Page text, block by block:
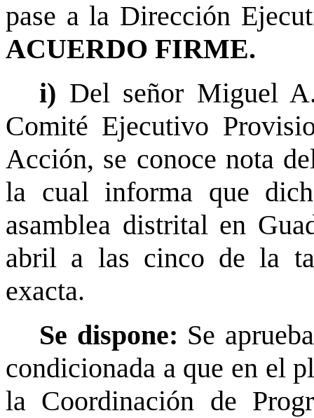
pase a la Dirección
ACUERDO FIRME.
i) Del señor Miguel
Comité Ejecutivo
Acción, se conoce nota
la cual informa que
asamblea distrital en
abril a las cinco de la
exacta.
Se dispone: Se
condicionada a que en el
la Coordinación de